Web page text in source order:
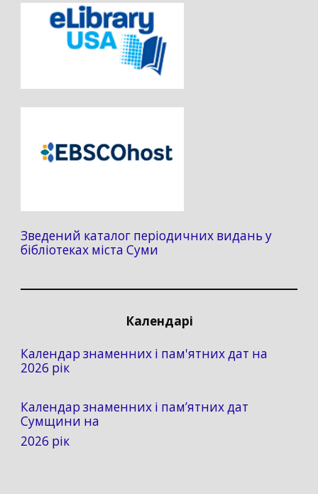
Зведений каталог періодичних видань у
бібліотеках міста Суми
Календарі
Календар знаменних і пам'ятних дат на
2026 рік
Календар знаменних і пам’ятних дат
Сумщини на
2026 рік